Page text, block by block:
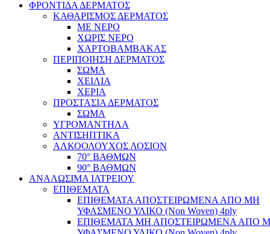
ΦΡΟΝΤΙΔΑ ΔΕΡΜΑΤΟΣ
ΚΑΘΑΡΙΣΜΟΣ ΔΕΡΜΑΤΟΣ
ΜΕ ΝΕΡΟ
ΧΩΡΙΣ ΝΕΡΟ
ΧΑΡΤΟΒΑΜΒΑΚΑΣ
ΠΕΡΙΠΟΙΗΣΗ ΔΕΡΜΑΤΟΣ
ΣΩΜΑ
ΧΕΙΛΙΑ
ΧΕΡΙΑ
ΠΡΟΣΤΑΣΙΑ ΔΕΡΜΑΤΟΣ
ΣΩΜΑ
ΥΓΡΟΜΑΝΤΗΛΑ
ΑΝΤΙΣΗΠΤΙΚΑ
ΑΛΚΟΟΛΟΥΧΟΣ ΛΟΣΙΟΝ
70° ΒΑΘΜΩΝ
90° ΒΑΘΜΩΝ
ΑΝΑΛΩΣΙΜΑ ΙΑΤΡΕΙΟΥ
ΕΠΙΘΕΜΑΤΑ
ΕΠΙΘΕΜΑΤΑ ΑΠΟΣΤΕΙΡΩΜΕΝΑ ΑΠΟ ΜΗ
ΥΦΑΣΜΕΝΟ ΥΛΙΚΟ (Non Woven) 4ply
ΕΠΙΘΕΜΑΤΑ ΜΗ ΑΠΟΣΤΕΙΡΩΜΕΝΑ ΑΠΟ